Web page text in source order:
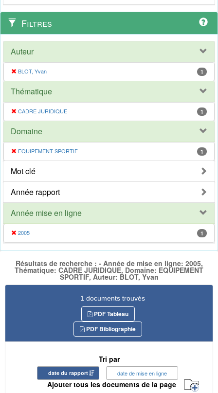
Filtres
Auteur
BLOT, Yvan 1
Thématique
CADRE JURIDIQUE 1
Domaine
EQUIPEMENT SPORTIF 1
Mot clé
Année rapport
Année mise en ligne
2005 1
Résultats de recherche : - Année de mise en ligne: 2005,
Thématique: CADRE JURIDIQUE, Domaine: EQUIPEMENT
SPORTIF, Auteur: BLOT, Yvan
1 documents trouvés
PDF Tableau
PDF Bibliographie
Tri par
date du rapport date de mise en ligne
Ajouter tous les documents de la page